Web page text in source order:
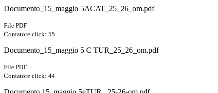
Documento_15_maggio 5ACAT_25_26_om.pdf
File PDF
Contatore click: 55
Documento_15_maggio 5 C TUR_25_26_om.pdf
File PDF
Contatore click: 44